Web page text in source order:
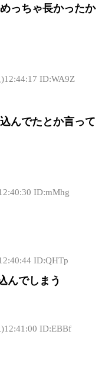
っちゃ長かったか
ID:WA9Z
んでたとか言って
ID:mMhg
ID:QHTp
んでしまう
ID:EBBf